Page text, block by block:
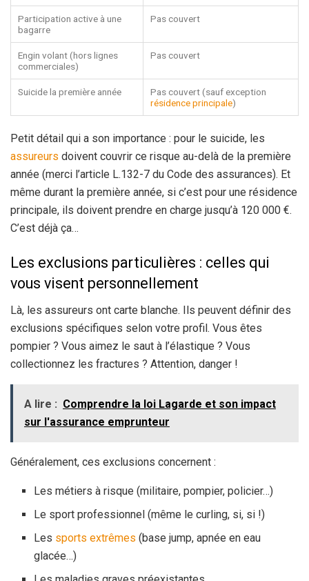
Participation active à une
bagarre
Pas couvert
Engin volant (hors lignes
commerciales)
Pas couvert
Suicide la première année
Pas couvert (sauf exception
résidence principale)
Petit détail qui a son importance : pour le suicide, les
assureurs doivent couvrir ce risque au-delà de la première
année (merci l’article L.132-7 du Code des assurances). Et
même durant la première année, si c’est pour une résidence
principale, ils doivent prendre en charge jusqu’à 120 000 €.
C’est déjà ça…
Les exclusions particulières : celles qui
vous visent personnellement
Là, les assureurs ont carte blanche. Ils peuvent définir des
exclusions spécifiques selon votre profil. Vous êtes
pompier ? Vous aimez le saut à l’élastique ? Vous
collectionnez les fractures ? Attention, danger !
A lire : Comprendre la loi Lagarde et son impact
sur l'assurance emprunteur
Généralement, ces exclusions concernent :
Les métiers à risque (militaire, pompier, policier…)
Le sport professionnel (même le curling, si, si !)
Les sports extrêmes (base jump, apnée en eau
glacée…)